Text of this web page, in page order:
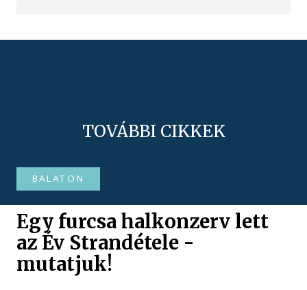
TOVÁBBI CIKKEK
BALATON
Egy furcsa halkonzerv lett
az Év Strandétele -
mutatjuk!